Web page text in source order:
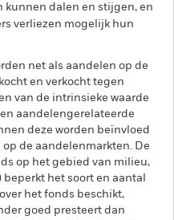
dalen en stijgen, en
verliezen mogelijk hun
net als aandelen op de
en verkocht tegen
van de intrinsieke waarde
aandelengerelateerde
deze worden beïnvloed
de aandelenmarkten. De
op het gebied van milieu,
het soort en aantal
het fonds beschikt,
goed presteert dan